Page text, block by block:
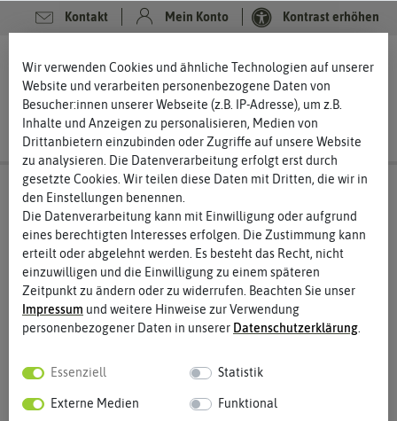
Kontakt Mein Konto Kontrast erhöhen
Wir verwenden Cookies und ähnliche Technologien auf unserer
Website und verarbeiten personenbezogene Daten von
Besucher:innen unserer Webseite (z.B. IP-Adresse), um z.B.
Inhalte und Anzeigen zu personalisieren, Medien von
Drittanbietern einzubinden oder Zugriffe auf unsere Website
zu analysieren. Die Datenverarbeitung erfolgt erst durch
gesetzte Cookies. Wir teilen diese Daten mit Dritten, die wir in
den Einstellungen benennen.
Die Datenverarbeitung kann mit Einwilligung oder aufgrund
eines berechtigten Interesses erfolgen. Die Zustimmung kann
erteilt oder abgelehnt werden. Es besteht das Recht, nicht
einzuwilligen und die Einwilligung zu einem späteren
Zeitpunkt zu ändern oder zu widerrufen. Beachten Sie unser
Impressum und weitere Hinweise zur Verwendung
personenbezogener Daten in unserer Daten­schutz­erklärung
Essenziell Statistik
Externe Medien Funktional